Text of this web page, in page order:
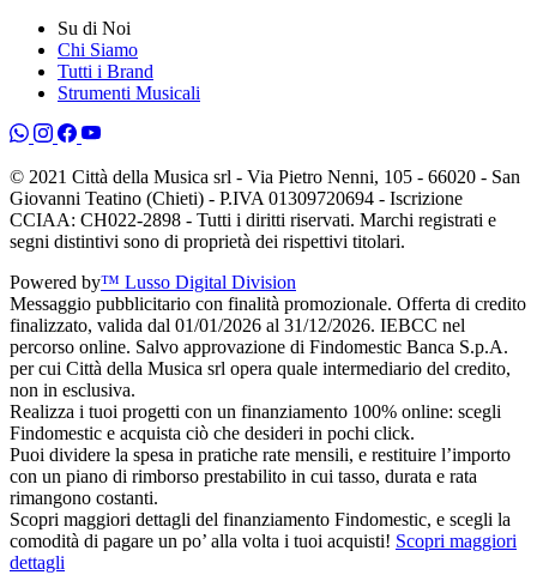
Su di Noi
Chi Siamo
Tutti i Brand
Strumenti Musicali
© 2021 Città della Musica srl - Via Pietro Nenni, 105 - 66020 - San
Giovanni Teatino (Chieti) - P.IVA 01309720694 - Iscrizione
CCIAA: CH022-2898 - Tutti i diritti riservati. Marchi registrati e
segni distintivi sono di proprietà dei rispettivi titolari.
Powered by™ Lusso Digital Division
Messaggio pubblicitario con finalità promozionale. Offerta di credito
finalizzato, valida dal 01/01/2026 al 31/12/2026. IEBCC nel
percorso online. Salvo approvazione di Findomestic Banca S.p.A.
per cui Città della Musica srl opera quale intermediario del credito,
non in esclusiva.
Realizza i tuoi progetti con un finanziamento 100% online: scegli
Findomestic e acquista ciò che desideri in pochi click.
Puoi dividere la spesa in pratiche rate mensili, e restituire l’importo
con un piano di rimborso prestabilito in cui tasso, durata e rata
rimangono costanti.
Scopri maggiori dettagli del finanziamento Findomestic, e scegli la
comodità di pagare un po’ alla volta i tuoi acquisti! Scopri maggiori
dettagli